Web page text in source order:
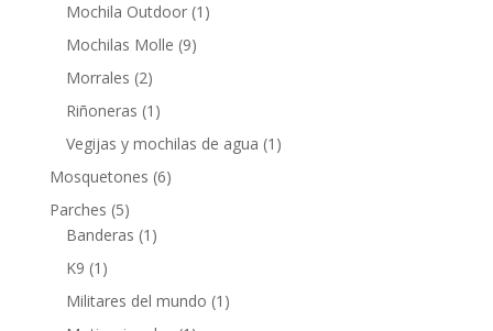
Mochila Outdoor (1)
Mochilas Molle (9)
Morrales (2)
Riñoneras (1)
Vegijas y mochilas de agua (1)
Mosquetones (6)
Parches (5)
Banderas (1)
K9 (1)
Militares del mundo (1)